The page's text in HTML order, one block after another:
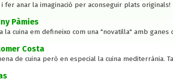
i fer anar la imaginació per aconseguir plats originals!
Pàmies
la cuina em defineixo com una "novatilla" amb ganes
Costa
de cuina però en especial la cuina mediterrània.